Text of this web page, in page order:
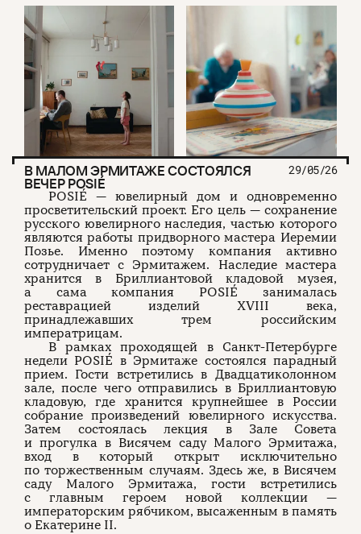
В МАЛОМ ЭРМИТАЖЕ СОСТОЯЛСЯ
ВЕЧЕР POSIÉ
29/05/26
POSIÉ — ювелирный дом и одновременно
просветительский проект. Его цель — сохранение
русского ювелирного наследия, частью которого
являются работы придворного мастера Иеремии
Позье. Именно поэтому компания активно
сотрудничает с Эрмитажем. Наследие мастера
хранится в Бриллиантовой кладовой музея,
а сама компания POSIÉ занималась
реставрацией изделий XVIII века,
принадлежавших трем российским
императрицам.
В рамках проходящей в Санкт-Петербурге
недели POSIÉ в Эрмитаже состоялся парадный
прием. Гости встретились в Двадцатиколонном
зале, после чего отправились в Бриллиантовую
кладовую, где хранится крупнейшее в России
собрание произведений ювелирного искусства.
Затем состоялась лекция в Зале Совета
и прогулка в Висячем саду Малого Эрмитажа,
вход в который открыт исключительно
по торжественным случаям. Здесь же, в Висячем
саду Малого Эрмитажа, гости встретились
с главным героем новой коллекции —
императорским рябчиком, высаженным в память
о Екатерине II.